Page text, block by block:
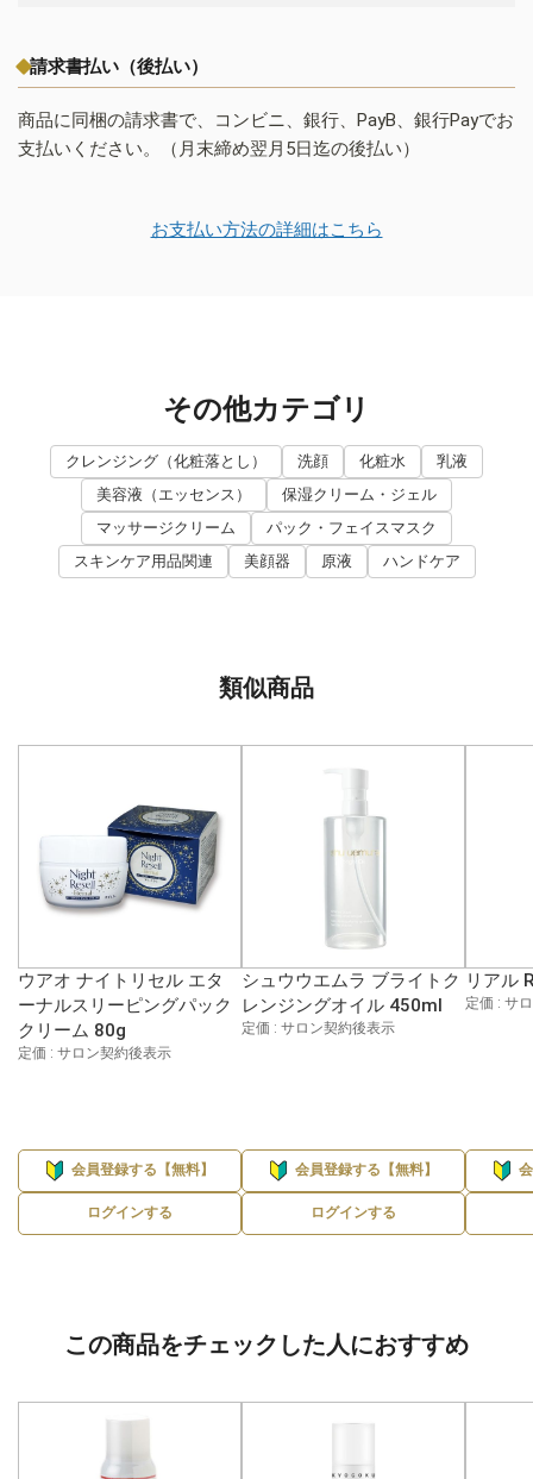
請求書払い（後払い）
商品に同梱の請求書で、コンビニ、銀行、PayB、銀行Payでお
支払いください。（月末締め翌月5日迄の後払い）
お支払い方法の詳細はこちら
その他カテゴリ
クレンジング（化粧落とし） 洗顔 化粧水
乳液
美容液（エッセンス）
保湿クリーム・ジェル
マッサージクリーム
パック・フェイスマスク
スキンケア用品関連
美顔器 原液 ハンドケア
類似商品
ウアオ ナイトリセル エタ
ーナルスリーピングパック
クリーム 80g
定価 : サロン契約後表示
会員登録する【無料】
ログインする
シュウウエムラ ブライトク
レンジングオイル 450ml
定価 : サロン契約後表示
会員登録する【無料】
ログインする
リアル
定価 : サ
この商品をチェックした人におすすめ